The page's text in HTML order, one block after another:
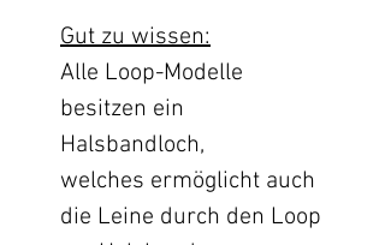
Gut zu wissen:
Alle Loop-Modelle
besitzen ein
Halsbandloch,
welches ermöglicht auch
die Leine durch den Loop